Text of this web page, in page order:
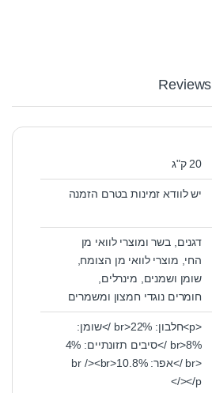
Reviews
20 ק"ג
יש לוודא זמינות בטרם הזמנה
דגנים, בשר ומוצרי לוואי מן
החי, מוצרי לוואי מן הצומח,
שומן ושמנים, מינרלים,
חומרים נוגדי חמצון ומשמרים
<p>חלבון: 22%<br />שומן:
8%<br />סיבים תזונתיים: 4%
<br />אפר: 10.8%<br /><br
/></p>